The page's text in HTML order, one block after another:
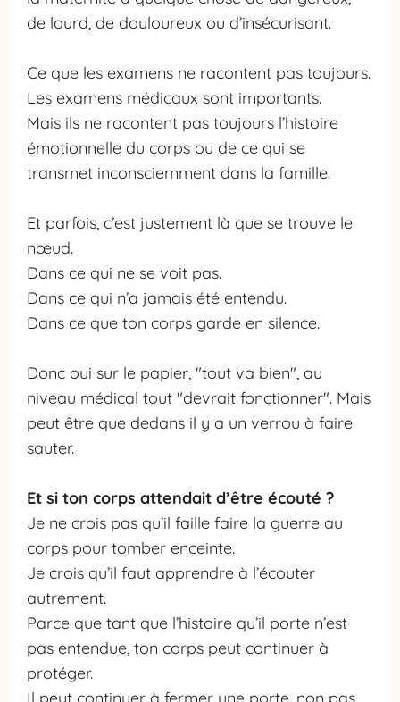
de lourd, de douloureux ou d’insécurisant.
Ce que les examens ne racontent pas toujours.
Les examens médicaux sont importants.
Mais ils ne racontent pas toujours l’histoire
émotionnelle du corps ou de ce qui se
transmet inconsciemment dans la famille.
Et parfois, c’est justement là que se trouve le
nœud.
Dans ce qui ne se voit pas.
Dans ce qui n’a jamais été entendu.
Dans ce que ton corps garde en silence.
Donc oui sur le papier, "tout va bien", au
niveau médical tout "devrait fonctionner". Mais
peut être que dedans il y a un verrou à faire
sauter.
Et si ton corps attendait d’être écouté ?
Je ne crois pas qu’il faille faire la guerre au
corps pour tomber enceinte.
Je crois qu’il faut apprendre à l’écouter
autrement.
Parce que tant que l’histoire qu’il porte n’est
pas entendue, ton corps peut continuer à
protéger.